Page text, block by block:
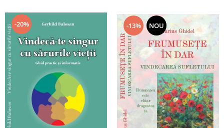
-20% -13% NOU